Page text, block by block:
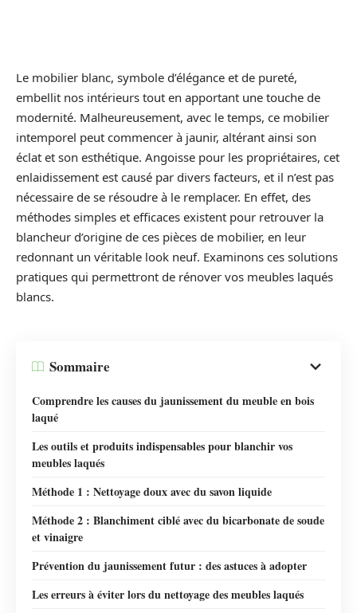
Le mobilier blanc, symbole d’élégance et de pureté,
embellit nos intérieurs tout en apportant une touche de
modernité. Malheureusement, avec le temps, ce mobilier
intemporel peut commencer à jaunir, altérant ainsi son
éclat et son esthétique. Angoisse pour les propriétaires, cet
enlaidissement est causé par divers facteurs, et il n’est pas
nécessaire de se résoudre à le remplacer. En effet, des
méthodes simples et efficaces existent pour retrouver la
blancheur d’origine de ces pièces de mobilier, en leur
redonnant un véritable look neuf. Examinons ces solutions
pratiques qui permettront de rénover vos meubles laqués
blancs.
Sommaire
Comprendre les causes du jaunissement du meuble en bois
laqué
Les outils et produits indispensables pour blanchir vos
meubles laqués
Méthode 1 : Nettoyage doux avec du savon liquide
Méthode 2 : Blanchiment ciblé avec du bicarbonate de soude
et vinaigre
Prévention du jaunissement futur : des astuces à adopter
Les erreurs à éviter lors du nettoyage des meubles laqués